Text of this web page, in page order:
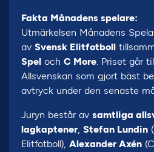
Fakta Månadens spelare:
Utmärkelsen Månadens
av Svensk Elitfotboll
Spel och C More. Priset går
Allsvenskan som gjort bäst
avtryck under den senaste
Juryn består av samtliga
lagkaptener, Stefan Lundin
Elitfotboll), Alexander Axén